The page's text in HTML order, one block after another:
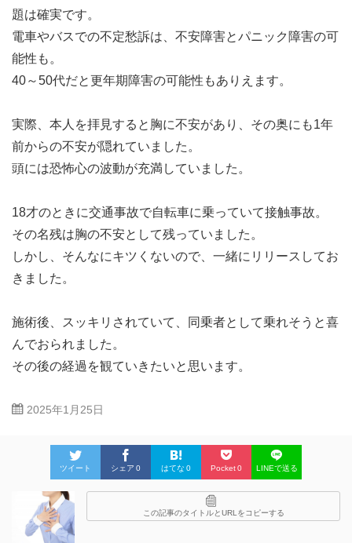
題は確実です。
電車やバスでの不定愁訴は、不安障害とパニック障害の可
能性も。
40～50代だと更年期障害の可能性もありえます。
実際、本人を拝見すると胸に不安があり、その奥にも1年
前からの不安が隠れていました。
頭には恐怖心の波動が充満していました。
18才のときに交通事故で自転車に乗っていて接触事故。
その名残は胸の不安として残っていました。
しかし、そんなにキツくないので、一緒にリリースしてお
きました。
施術後、スッキリされていて、同乗者として乗れそうと喜
んでおられました。
その後の経過を観ていきたいと思います。
2025年1月25日
ツイート シェア 0 はてな 0 Pocket0 LINEで送る
この記事のタイトルとURLをコピーする